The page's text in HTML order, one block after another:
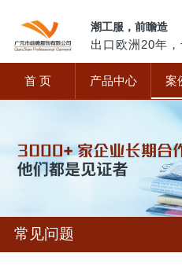
潮工服，前瞻造
出口欧洲20年
首 页 产品中心 案
常见问题